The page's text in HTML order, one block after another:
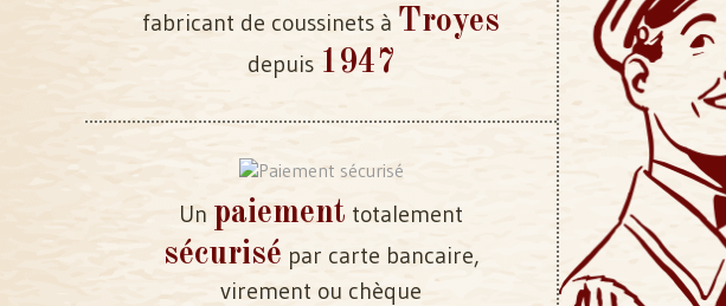
fabricant de coussinets à Troyes
depuis 1947
Un paiement totalement
sécurisé par carte bancaire,
virement ou chèque